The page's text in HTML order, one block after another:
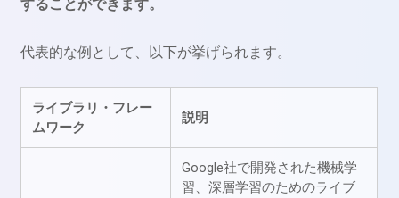
することができます。
代表的な例として、以下が挙げられます。
ライブラリ・フレー
ムワーク
説明
Google社で開発された機械学
習、深層学習のためのライブ